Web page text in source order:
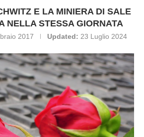
E LA MINIERA DI SALE
NELLA STESSA GIORNATA
2017 Updated: 23 Luglio 2024